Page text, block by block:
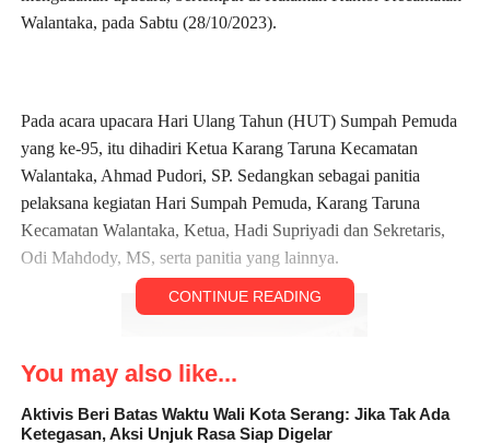
Walantaka, pada Sabtu (28/10/2023).
Pada acara upacara Hari Ulang Tahun (HUT) Sumpah Pemuda
yang ke-95, itu dihadiri Ketua Karang Taruna Kecamatan
Walantaka, Ahmad Pudori, SP. Sedangkan sebagai panitia
pelaksana kegiatan Hari Sumpah Pemuda, Karang Taruna
Kecamatan Walantaka, Ketua, Hadi Supriyadi dan Sekretaris,
Odi Mahdody, MS, serta panitia yang lainnya.
CONTINUE READING
You may also like...
Aktivis Beri Batas Waktu Wali Kota Serang: Jika Tak Ada
Ketegasan, Aksi Unjuk Rasa Siap Digelar